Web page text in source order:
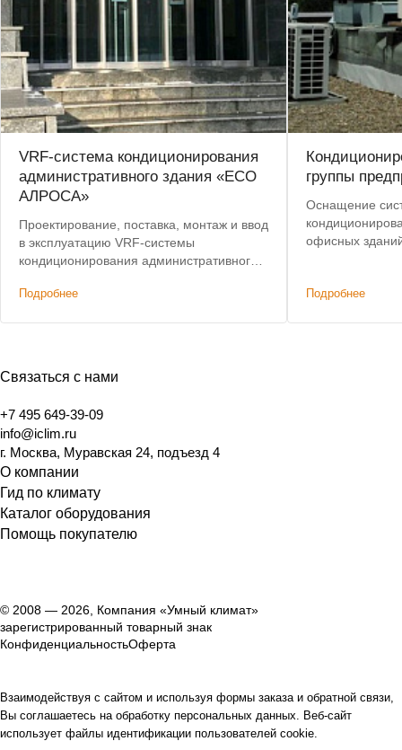
VRF-система кондиционирования
административного здания «ЕСО
АЛРОСА»
Проектирование, поставка, монтаж и ввод
в эксплуатацию VRF-системы
кондиционирования административного
Подробнее
группы
Оснащение
офисных
Подробнее
Связаться с нами
+7 495 649-39-09
info@iclim.ru
г. Москва, Муравская 24, подъезд 4
О компании
Гид по климату
Каталог оборудования
Помощь покупателю
© 2008 — 2026, Компания «Умный климат»
зарегистрированный товарный знак
КонфиденциальностьОферта
Взаимодействуя с сайтом и используя формы заказа и обратной связи,
Вы соглашаетесь на обработку персональных данных. Веб-сайт
использует файлы идентификации пользователей cookie.